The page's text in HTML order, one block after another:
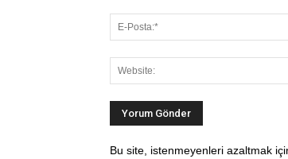
Bu site, istenmeyenleri azaltmak